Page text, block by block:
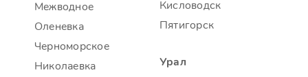
Межводное
Оленевка
Черноморское
Николаевка
Кисловодск
Пятигорск
Урал